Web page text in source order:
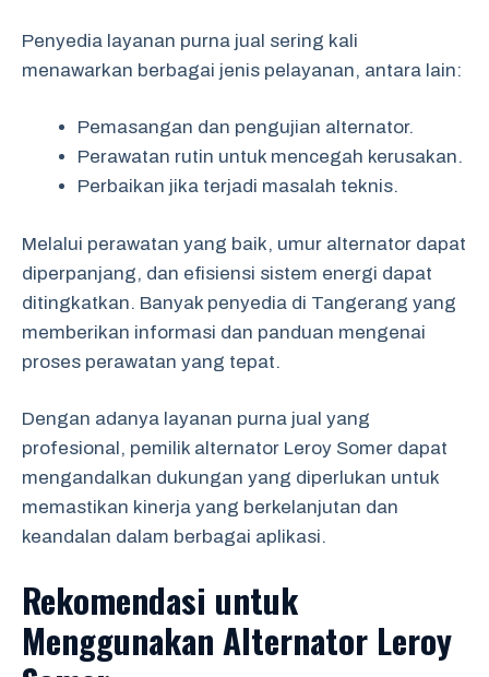
Penyedia layanan purna jual sering kali
menawarkan berbagai jenis pelayanan, antara lain:
Pemasangan dan pengujian alternator.
Perawatan rutin untuk mencegah kerusakan.
Perbaikan jika terjadi masalah teknis.
Melalui perawatan yang baik, umur alternator dapat
diperpanjang, dan efisiensi sistem energi dapat
ditingkatkan. Banyak penyedia di Tangerang yang
memberikan informasi dan panduan mengenai
proses perawatan yang tepat.
Dengan adanya layanan purna jual yang
profesional, pemilik alternator Leroy Somer dapat
mengandalkan dukungan yang diperlukan untuk
memastikan kinerja yang berkelanjutan dan
keandalan dalam berbagai aplikasi.
Rekomendasi untuk
Menggunakan Alternator Leroy